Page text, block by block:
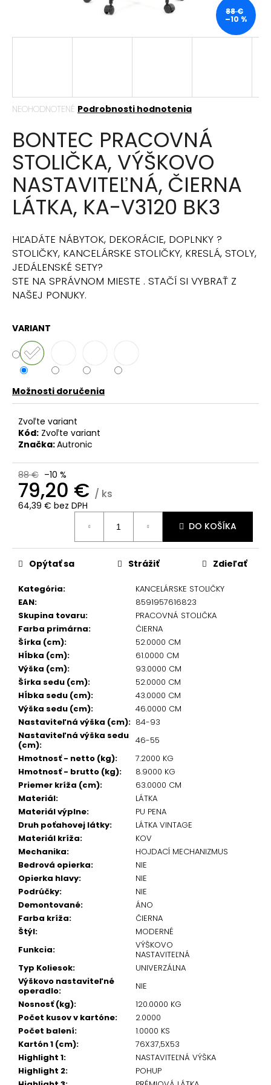
Priemerné
produktu
je
0,0
z
5
hviezdičiek.
NEOHODNOTENÉ Podrobnosti hodnotenia
BONTEC PRACOVNÁ
STOLIČKA, VÝŠKOVO
NASTAVITEĽNÁ, ČIERNA
LÁTKA, KA-V3120 BK3
HĽADÁTE NÁBYTOK, DEKORÁCIE, DOPLNKY ?
STOLIČKY, KANCELÁRSKE STOLIČKY, KRESLÁ, STOLY,
JEDÁLENSKÉ SETY?
STE NA SPRÁVNOM MIESTE . STAČÍ SI VYBRAŤ Z
NAŠEJ PONUKY.
VARIANT
Možnosti doručenia
Zvoľte variant
Kód: Zvoľte variant
Značka:Autronic
88 € –10 %
79,20 € / ks
64,39 € bez DPH
DO KOŠÍKA
Kategória:
KANCELÁRSKE STOLIČKY
EAN:
8591957616823
Skupina tovaru:
PRACOVNÁ STOLIČKA
Farba primárna:
ČIERNA
Šírka (cm):
52.0000 CM
Hĺbka (cm):
61.0000 CM
Výška (cm):
93.0000 CM
Šírka sedu (cm):
52.0000 CM
Hĺbka sedu (cm):
43.0000 CM
Výška sedu (cm):
46.0000 CM
Nastaviteľná výška (cm): 84-93
Nastaviteľná výška sedu
(cm):
46-55
Hmotnosť - netto (kg):
7.2000 KG
Hmotnosť - brutto (kg):
8.9000 KG
Priemer kríža (cm):
63.0000 CM
Materiál:
LÁTKA
Materiál výplne:
PU PENA
Druh poťahovej látky:
LÁTKA VINTAGE
Materiál kríža:
KOV
Mechanika:
HOJDACÍ MECHANIZMUS
Bedrová opierka:
NIE
Opierka hlavy:
NIE
Podrúčky:
NIE
Demontované:
ÁNO
Farba kríža:
ČIERNA
Štýl:
MODERNÉ
Funkcia:
VÝŠKOVO
NASTAVITEĽNÁ
Typ Koliesok:
UNIVERZÁLNA
Výškovo nastaviteľné
operadlo:
NIE
Nosnosť (kg):
120.0000 KG
Počet kusov v kartóne:
2.0000
Počet balení:
1.0000 KS
Kartón 1 (cm):
76X37,5X53
Highlight 1:
NASTAVITEĽNÁ VÝŠKA
Highlight 2:
POHUP
Opýtať sa Strážiť Zdieľať
88 €
–10 %
HĽADAŤ
O
p
o
r
ú
č
a
m